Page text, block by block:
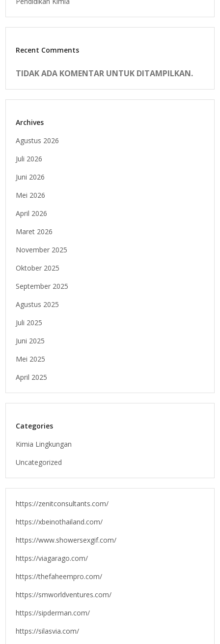
Recent Comments
TIDAK ADA KOMENTAR UNTUK DITAMPILKAN.
Archives
Agustus 2026
Juli 2026
Juni 2026
Mei 2026
April 2026
Maret 2026
November 2025
Oktober 2025
September 2025
Agustus 2025
Juli 2025
Juni 2025
Mei 2025
April 2025
Categories
Kimia Lingkungan
Uncategorized
https://zenitconsultants.com/
https://xbeinothailand.com/
https://www.showersexgif.com/
https://viagarago.com/
https://thefaheempro.com/
https://smworldventures.com/
https://sipderman.com/
https://silasvia.com/